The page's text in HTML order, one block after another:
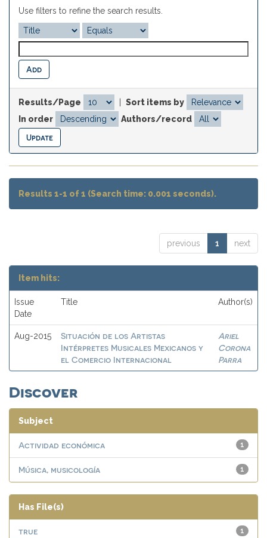
Use filters to refine the search results.
Results/Page
Sort items by
In order
Authors/record
Results 1-1 of 1 (Search time: 0.001 seconds).
previous 1 next
Item hits:
Issue
Date
Title Author(s)
Aug-2015
Situación de los Artistas
Intérpretes Musicales Mexicanos y
el Comercio Internacional
Ariel
Corona
Parra
Discover
Subject
1
Actividad económica
1
Música, musicología
Has File(s)
1
true